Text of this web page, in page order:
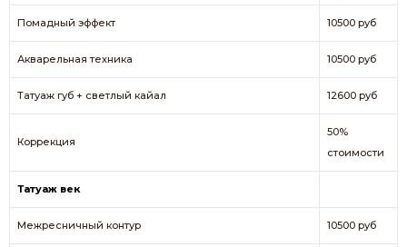
Помадный эффект 10500 руб
Акварельная техника 10500 руб
Татуаж губ + светлый кайал 12600 руб
Коррекция
50%
стоимости
Татуаж век
Межресничный контур 10500 руб